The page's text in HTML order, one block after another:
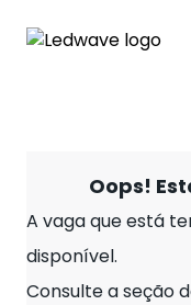
Oops!
A vaga que está
disponível.
Consulte a seção